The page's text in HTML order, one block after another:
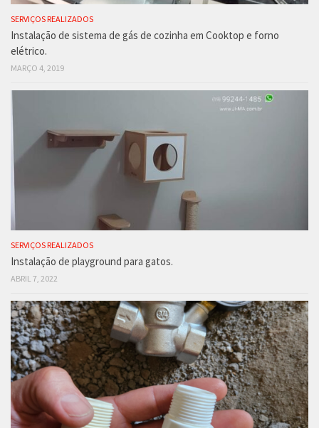
SERVIÇOS REALIZADOS
Instalação de sistema de gás de cozinha em Cooktop e forno
elétrico.
MARÇO 4, 2019
SERVIÇOS REALIZADOS
Instalação de playground para gatos.
ABRIL 7, 2022